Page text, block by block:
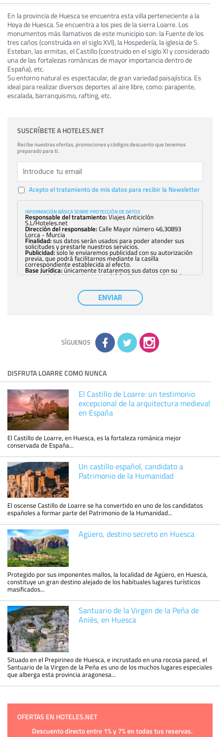
En la provincia de Huesca se encuentra esta villa perteneciente a la
Hoya de Huesca. Se encuentra a los pies de la sierra Loarre. Los
monumentos más llamativos de este municipio son: la Fuente de los
tres caños (construida en el siglo XVI), la Hospedería, la iglesia de S.
Esteban, las ermitas, el Castillo (construido en el siglo XI y considerado
una de las fortalezas románicas de mayor importancia dentro de
España), etc.
Su entorno natural es espectacular, de gran variedad paisajística. Es
ideal para realizar diversos deportes al aire libre, como: parapente,
escalada, barranquismo, rafting, etc.
SUSCRÍBETE A HOTELES.NET
Recibe nuestras ofertas, promociones y códigos descuento que tenemos
preparado para ti.
Acepto el tratamiento de mis datos para recibir la Newsletter
INFORMACIÓN BÁSICA SOBRE PROTECCIÓN DE DATOS
Responsable del tratamiento:Viajes Anticiclón
S.L/Hoteles.net
Dirección del responsable:Calle Mayor número 46,30893
Lorca - Murcia
Finalidad:sus datos serán usados para poder atender sus
solicitudes y prestarle nuestros servicios.
Publicidad:solo le enviaremos publicidad con su autorización
previa, que podrá facilitarnos mediante la casilla
correspondiente establecida al efecto.
Base Jurídica:únicamente trataremos sus datos con su
consentimiento previo, que podrá facilitarnos mediante la
con carácter general, sólo el personal de
nuestra entidad que esté debidamente autorizado podrá
tener conocimiento de la información que le pedimos. No se
comunicarán datos a terceros.
adicional y detallada sobre cómo tratamos sus datos en la
política de privacidad
ENVIAR
SÍGUENOS
DISFRUTA LOARRE COMO NUNCA
El Castillo de Loarre: un testimonio
excepcional de la arquitectura medieval
en España
El Castillo de Loarre, en Huesca, es la fortaleza románica mejor
conservada de España...
Un castillo español, candidato a
Patrimonio de la Humanidad
El oscense Castillo de Loarre se ha convertido en uno de los candidatos
españoles a formar parte del Patrimonio de la Humanidad...
Agüero, destino secreto en Huesca
Protegido por sus imponentes mallos, la localidad de Agüero, en Huesca,
constituye un gran destino alejado de los habituales lugares turísticos
masificados...
Santuario de la Virgen de la Peña de
Aniés, en Huesca
Situado en el Prepirineo de Huesca, e incrustado en una rocosa pared, el
Santuario de la Virgen de la Peña es uno de los muchos lugares especiales
que alberga esta provincia aragonesa...
OFERTAS EN HOTELES.NET
Descuento directo entre 1% y 7% en todas tus reservas.